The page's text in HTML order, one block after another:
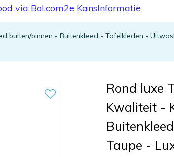
via Bol.com2e KansInformatie
buiten/binnen - Buitenkleed - Tafelkleden -
Rond luxe
Kwaliteit -
Taupe -